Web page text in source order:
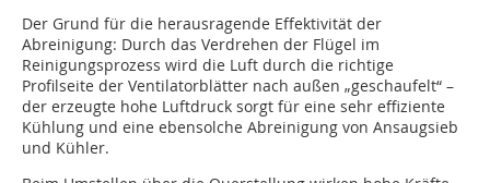
Der Grund für die herausragende Effektivität der
Abreinigung: Durch das Verdrehen der Flügel im
Reinigungsprozess wird die Luft durch die richtige
Profilseite der Ventilatorblätter nach außen „geschaufelt“ –
der erzeugte hohe Luftdruck sorgt für eine sehr effiziente
Kühlung und eine ebensolche Abreinigung von Ansaugsieb
und Kühler.